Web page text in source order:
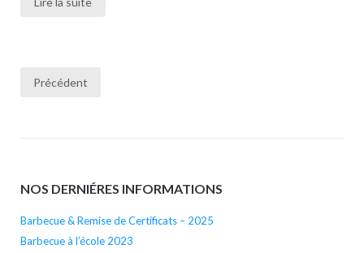
Pagination
Précédent
NOS DERNIÉRES INFORMATIONS
Barbecue & Remise de Certificats – 2025
Barbecue à l’école 2023